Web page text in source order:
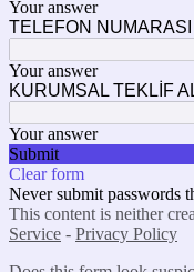
Your answer
TELEFON NUMARASI
Your answer
KURUMSAL TEKLİF
Your answer
Submit
Clear form
Never submit passwords
This content is neither
Service - Privacy Policy